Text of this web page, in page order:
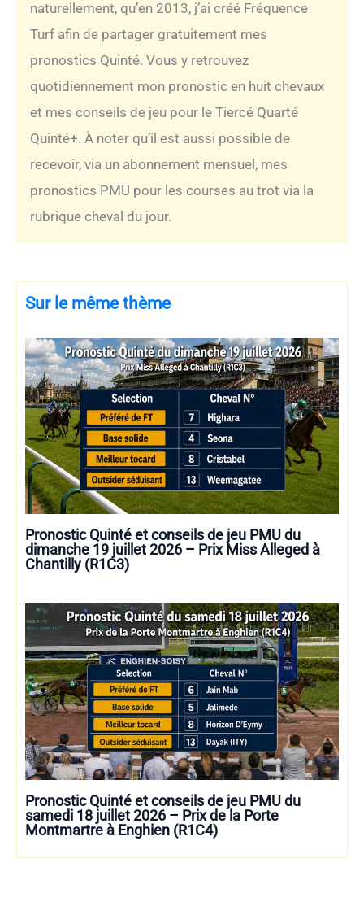
naturellement, qu’en 2013, j’ai créé Fréquence
Turf afin de partager gratuitement mes
pronostics Quinté. Vous y retrouvez
quotidiennement mon pronostic en huit chevaux
et mes conseils de jeu pour le Tiercé Quarté
Quinté+. À noter qu’il est aussi possible de
recevoir, via un abonnement mensuel, mes
pronostics PMU pour les courses au trot via la
rubrique cheval du jour.
Sur le même thème
Pronostic Quinté et conseils de jeu PMU du
dimanche 19 juillet 2026 – Prix Miss Alleged à
Chantilly (R1C3)
Pronostic Quinté et conseils de jeu PMU du
samedi 18 juillet 2026 – Prix de la Porte
Montmartre à Enghien (R1C4)